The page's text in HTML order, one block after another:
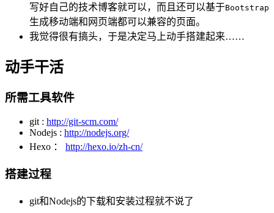
写好自己的技术博客就可以，而且还可以基于Bootstrap
生成移动端和网页端都可以兼容的页面。
我觉得很有搞头，于是决定马上动手搭建起来……
动手干活
所需工具软件
git : http://git-scm.com/
Nodejs : http://nodejs.org/
Hexo ： http://hexo.io/zh-cn/
搭建过程
git和Nodejs的下载和安装过程就不说了